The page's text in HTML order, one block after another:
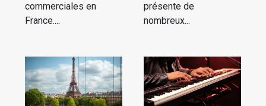
commerciales en
France....
présente de
nombreux...